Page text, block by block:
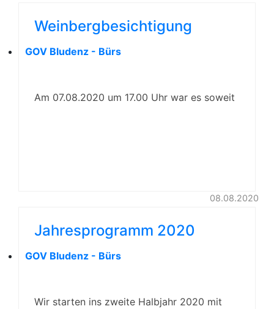
Weinbergbesichtigung
GOV Bludenz - Bürs
Am 07.08.2020 um 17.00 Uhr war es soweit
08.08.2020
Jahresprogramm 2020
GOV Bludenz - Bürs
Wir starten ins zweite Halbjahr 2020 mit